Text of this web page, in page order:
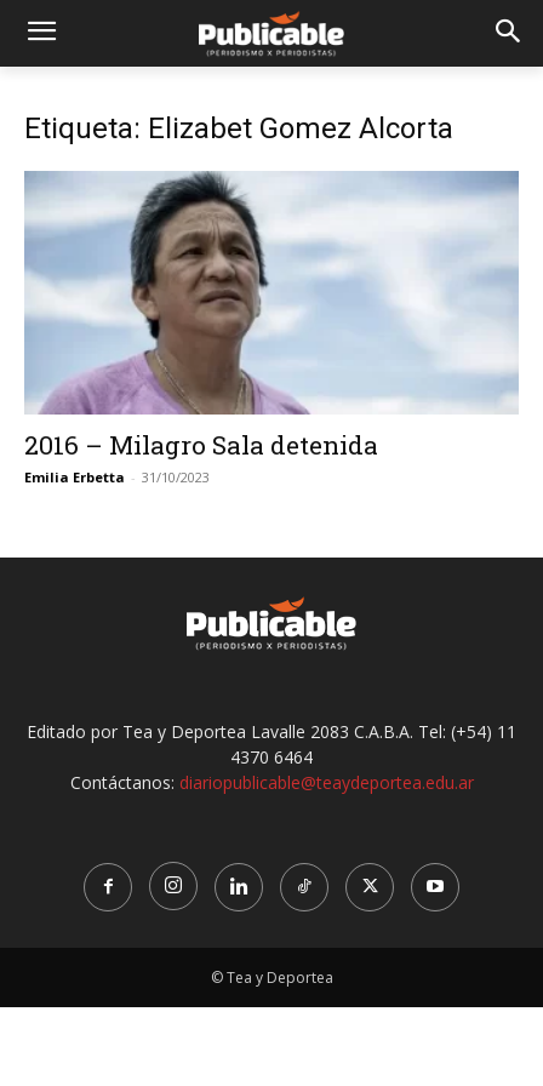
Etiqueta: Elizabet Gomez Alcorta
2016 – Milagro Sala detenida
Emilia Erbetta - 31/10/2023
Editado por Tea y Deportea Lavalle 2083 C.A.B.A. Tel: (+54) 11
4370 6464
Contáctanos: diariopublicable@teaydeportea.edu.ar
© Tea y Deportea